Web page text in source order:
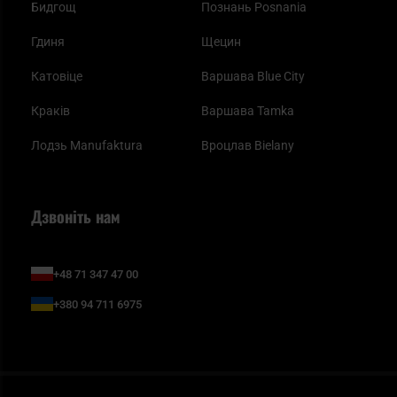
Бидгощ
Гдиня
Катовіце
Краків
Лодзь Manufaktura
Познань Posnania
Щецин
Варшава Blue City
Варшава Tamka
Вроцлав Bielany
Дзвоніть нам
+48 71 347 47 00
+380 94 711 6975